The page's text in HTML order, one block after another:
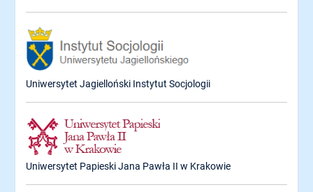
Uniwersytet Jagielloński Instytut Socjologii
Uniwersytet Papieski Jana Pawła II w Krakowie